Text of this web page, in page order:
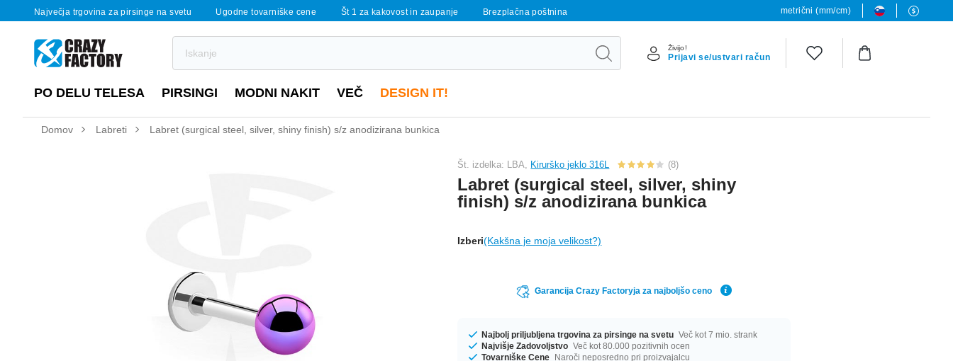
Največja trgovina za pirsinge na svetu Ugodne tovarniške cene Št 1 za kakovost in zaupanje Brezplačna poštnina metrični (mm/cm)
Živijo!
Prijavi se/ustvari račun
PO DELU TELESA PIRSINGI MODNI NAKIT VEČ DESIGN IT!
Domov Labreti Labret (surgical steel, silver, shiny finish) s/z anodizirana bunkica
Št. izdelka: LBA, Kirurško jeklo 316L (8)
Labret (surgical steel, silver, shiny
finish) s/z anodizirana bunkica
Izberi(Kakšna je moja velikost?)
Garancija Crazy Factoryja za najboljšo ceno
Najbolj priljubljena trgovina za pirsinge na svetu Več kot 7 mio. strank
Najvišje Zadovoljstvo Več kot 80.000 pozitivnih ocen
Tovarniške Cene Naroči neposredno pri proizvajalcu